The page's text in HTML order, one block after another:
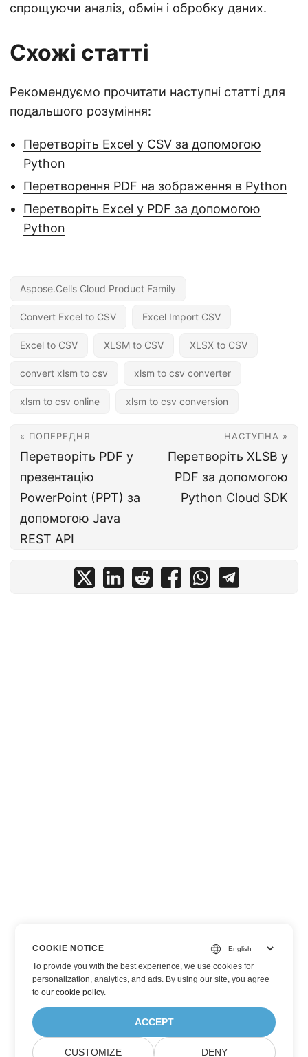
спрощуючи аналіз, обмін і обробку даних.
Схожі статті
Рекомендуємо прочитати наступні статті для
подальшого розуміння:
Перетворіть Excel у CSV за допомогою
Python
Перетворення PDF на зображення в Python
Перетворіть Excel у PDF за допомогою
Python
Aspose.Cells Cloud Product Family
Convert Excel to CSV Excel Import CSV
Excel to CSV XLSM to CSV XLSX to CSV
convert xlsm to csv xlsm to csv converter
xlsm to csv online xlsm to csv conversion
« ПОПЕРЕДНЯ
Перетворіть PDF у
презентацію
PowerPoint (PPT) за
допомогою Java
REST API
НАСТУПНА »
Перетворіть XLSB у
PDF за допомогою
Python Cloud SDK
COOKIE NOTICE
To provide you with the best experience, we use cookies for
personalization, analytics, and ads. By using our site, you agree
toour cookie policy.
ACCEPT
CUSTOMIZE DENY